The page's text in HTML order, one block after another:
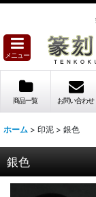
メニュー
商品一覧 お問い合わせ
ホーム > 印泥 > 銀色
銀色